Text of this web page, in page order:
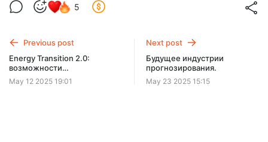
выпускницы Люции Гуренко "Цифровизация как способ
самовыражения в Fashion-индустрии".
5
Previous post
Energy Transition 2.0:
возможности
инвестирования и
диверсификации.
May 12 2025 19:01
Next post
Будущее индустрии
прогнозирования.
May 23 2025 15:15